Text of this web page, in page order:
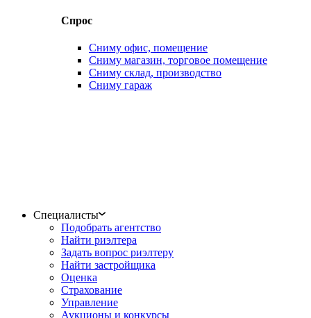
Спрос
Сниму офис, помещение
Сниму магазин, торговое помещение
Сниму склад, производство
Сниму гараж
Специалисты
Подобрать агентство
Найти риэлтера
Задать вопрос риэлтеру
Найти застройщика
Оценка
Страхование
Управление
Аукционы и конкурсы